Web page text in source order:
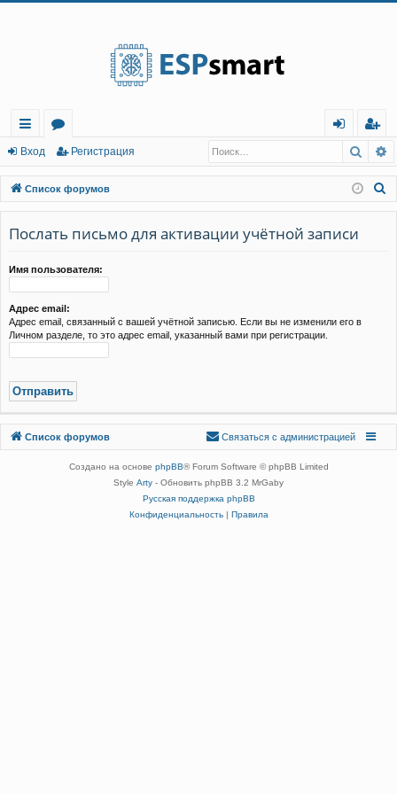
с
ы
лк
и
о
ру
м
ы
д
г
ис
тр
Вход Регистрация
Список форумов
Послать письмо для активации учётной записи
Имя пользователя:
Адрес email:
Адрес email, связанный с вашей учётной записью. Если вы не изменили его в
Личном разделе, то это адрес email, указанный вами при регистрации.
Список форумов
Связаться с
Связаться с администрацией
Создано на основе phpBB® Forum Software © phpBB Limited
Style Arty - Обновить phpBB 3.2 MrGaby
Русская поддержка phpBB
Конфиденциальность| Правила